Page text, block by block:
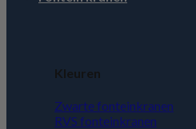
Kleuren
Zwarte fonteinkranen
RVS fonteinkranen